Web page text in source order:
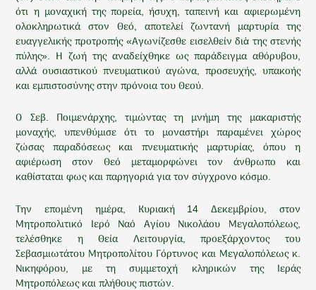
ότι η μοναχική της πορεία, ήσυχη, ταπεινή και αφιερωμένη
ολοκληρωτικά στον Θεό, αποτελεί ζωντανή μαρτυρία της
ευαγγελικής προτροπής «Αγωνίζεσθε εισελθείν διὰ της στενής
πύλης». Η ζωή της αναδείχθηκε ως παράδειγμα αθόρυβου,
αλλά ουσιαστικού πνευματικού αγώνα, προσευχής, υπακοής
και εμπιστοσύνης στην πρόνοια του Θεού.
Ο Σεβ. Ποιμενάρχης, τιμώντας τη μνήμη της μακαριστής
μοναχής, υπενθύμισε ότι το μοναστήρι παραμένει χώρος
ζώσας παραδόσεως και πνευματικής μαρτυρίας, όπου η
αφιέρωση στον Θεό μεταμορφώνει τον άνθρωπο και
καθίσταται φως και παρηγοριά για τον σύγχρονο κόσμο.
Την επομένη ημέρα, Κυριακή 14 Δεκεμβρίου, στον
Μητροπολιτικό Ιερό Ναό Αγίου Νικολάου Μεγαλοπόλεως,
τελέσθηκε η Θεία Λειτουργία, προεξάρχοντος του
Σεβασμιωτάτου Μητροπολίτου Γόρτυνος και Μεγαλοπόλεως κ.
Νικηφόρου, με τη συμμετοχή κληρικών της Ιεράς
Μητροπόλεως και πλήθους πιστών.